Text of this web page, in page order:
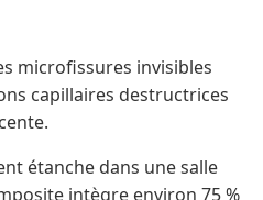
microfissures invisibles
capillaires destructrices
étanche dans une salle
intègre environ 75 %